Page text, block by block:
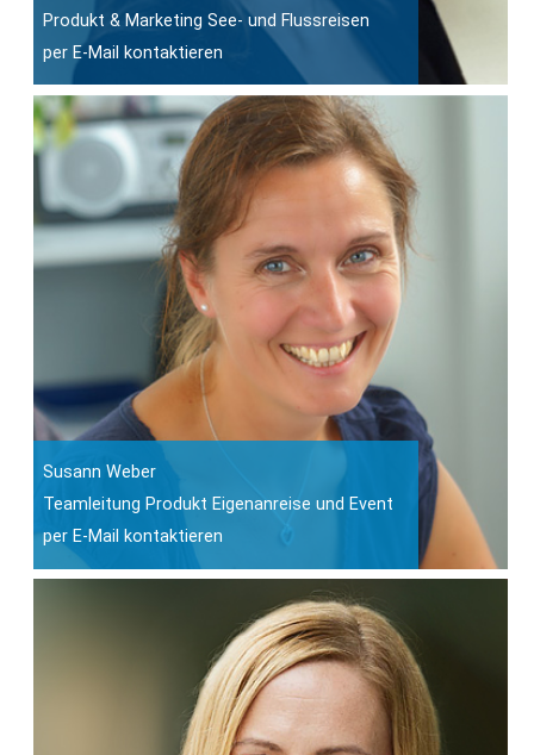
Produkt & Marketing See- und Flussreisen
per E-Mail kontaktieren
Susann Weber
Teamleitung Produkt Eigenanreise und Event
per E-Mail kontaktieren